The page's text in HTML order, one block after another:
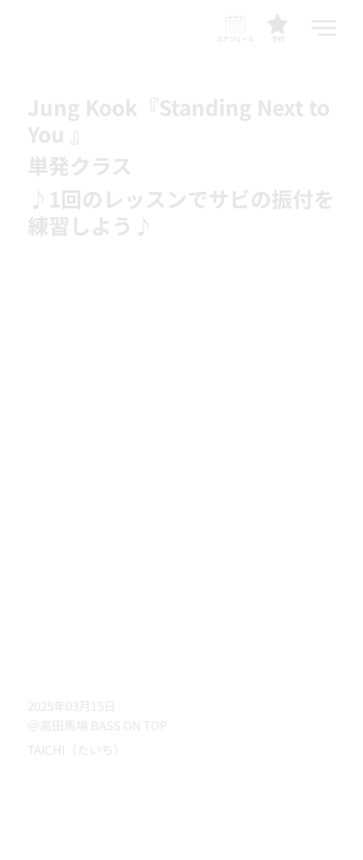
予約
スケジュール
Jung Kook『Standing Next to
You 』
単発クラス
♪1回のレッスンでサビの振付を
練習しよう♪
2025年03月15日
＠高田馬場 BASS ON TOP
TAICHI（たいち）